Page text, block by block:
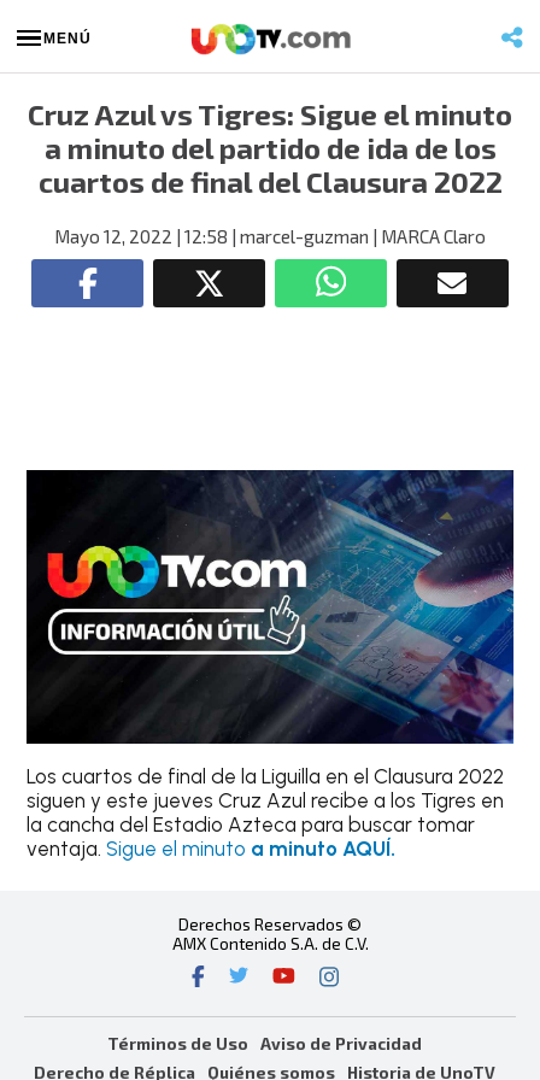
MENÚ
Cruz Azul vs Tigres: Sigue el minuto
a minuto del partido de ida de los
cuartos de final del Clausura 2022
Mayo 12, 2022 | 12:58 | marcel-guzman | MARCA Claro
Los cuartos de final de la Liguilla en el Clausura 2022
siguen y este jueves Cruz Azul recibe a los Tigres en
la cancha del Estadio Azteca para buscar tomar
ventaja.Sigue el minuto a minuto AQUÍ.
Derechos Reservados ©
AMX Contenido S.A. de C.V.
Términos de Uso
Aviso de Privacidad
Derecho de Réplica
Quiénes somos Historia de UnoTV